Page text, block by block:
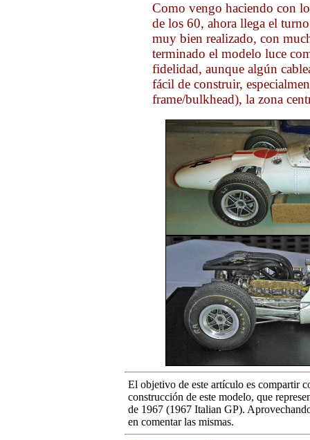
Como vengo haciendo con
de los 60, ahora llega el
muy bien realizado, con
terminado el modelo luce
fidelidad, aunque algún
fácil de construir,
frame/bulkhead), la zona
El objetivo de este artículo es compartir
construcción de este modelo, que
de 1967 (1967 Italian GP).
en comentar las mismas.